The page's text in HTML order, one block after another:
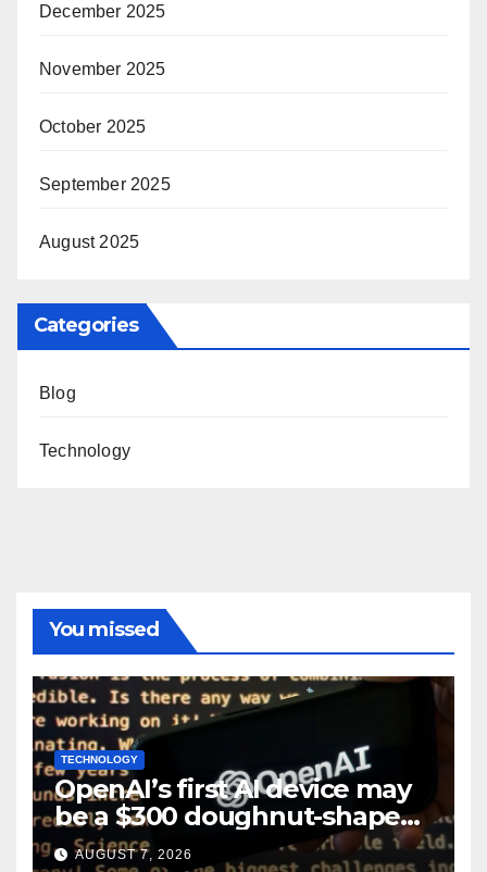
December 2025
November 2025
October 2025
September 2025
August 2025
Categories
Blog
Technology
You missed
TECHNOLOGY
OpenAI’s first AI device may
be a $300 doughnut-shaped
smart speaker: Report
AUGUST 7, 2026